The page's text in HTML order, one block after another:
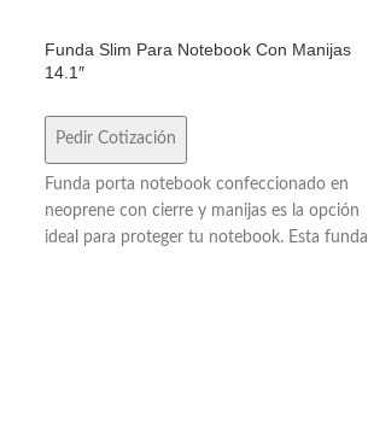
Funda Slim Para Notebook Con Manijas
14.1″
Pedir Cotización
Funda porta notebook confeccionado en
neoprene con cierre y manijas es la opción
ideal para proteger tu notebook. Esta funda